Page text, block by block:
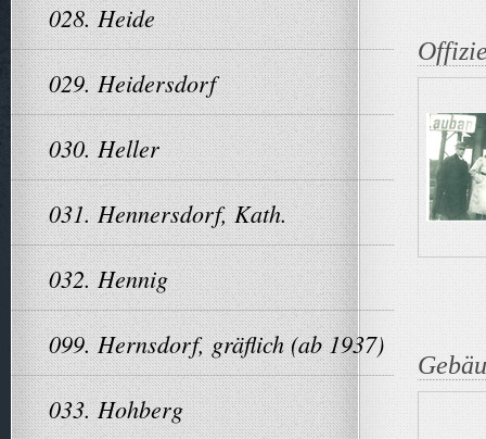
028. Heide
029. Heidersdorf
030. Heller
031. Hennersdorf, Kath.
032. Hennig
099. Hernsdorf, gräflich (ab 1937)
033. Hohberg